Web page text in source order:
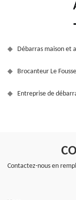
Débarras maison et
Brocanteur Le
Entreprise de
Contactez-nous en